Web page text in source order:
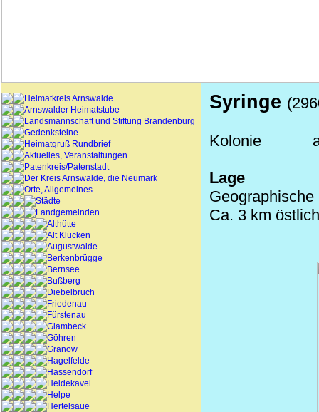
Heimatkreis Arnswalde
Arnswalder Heimatstube
Landsmannschaft und Stiftung Brandenburg
Gedenksteine
Heimatgruß Rundbrief
Aktuelles, Veranstaltungen
Patenkreis/Patenstadt
Der Kreis Arnswalde, die Neumark
Orte, Allgemeines
Städte
Landgemeinden
Althütte
Alt Klücken
Augustwalde
Berkenbrügge
Bernsee
Bußberg
Diebelbruch
Friedenau
Fürstenau
Glambeck
Göhren
Granow
Hagelfelde
Hassendorf
Heidekavel
Helpe
Hertelsaue
Syringe
Kolonie
Lage
Geographische
Ca. 3 km